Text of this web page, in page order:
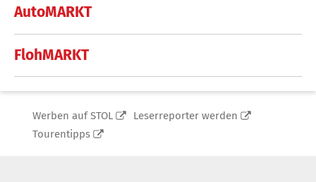
AutoMARKT
FlohMARKT
Werben auf STOL
Leserreporter werden
Tourentipps